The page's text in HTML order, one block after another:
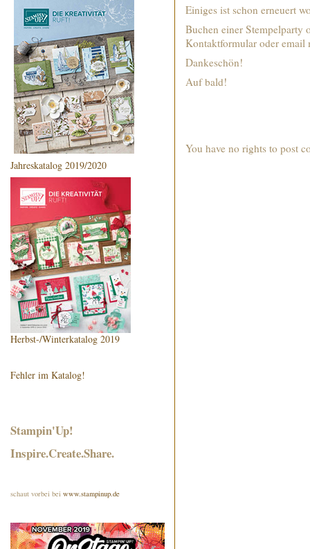
Jahreskatalog 2019/2020
Herbst-/Winterkatalog 2019
Fehler im Katalog!
Stampin'Up!
Inspire.Create.Share.
schaut vorbei bei www.stampinup.de
Einiges ist schon erneuert
Buchen einer Stempelparty
Kontaktformular oder email
Dankeschön!
Auf bald!
You have no rights to post